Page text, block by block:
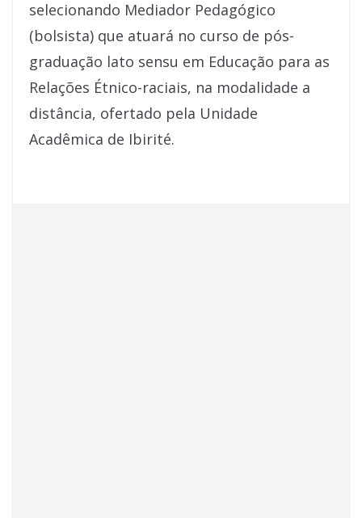
o
k
p
p
n s
selecionando Mediador Pedagógico
(bolsista) que atuará no curso de pós-
graduação lato sensu em Educação para as
Relações Étnico-raciais, na modalidade a
distância, ofertado pela Unidade
Acadêmica de Ibirité.